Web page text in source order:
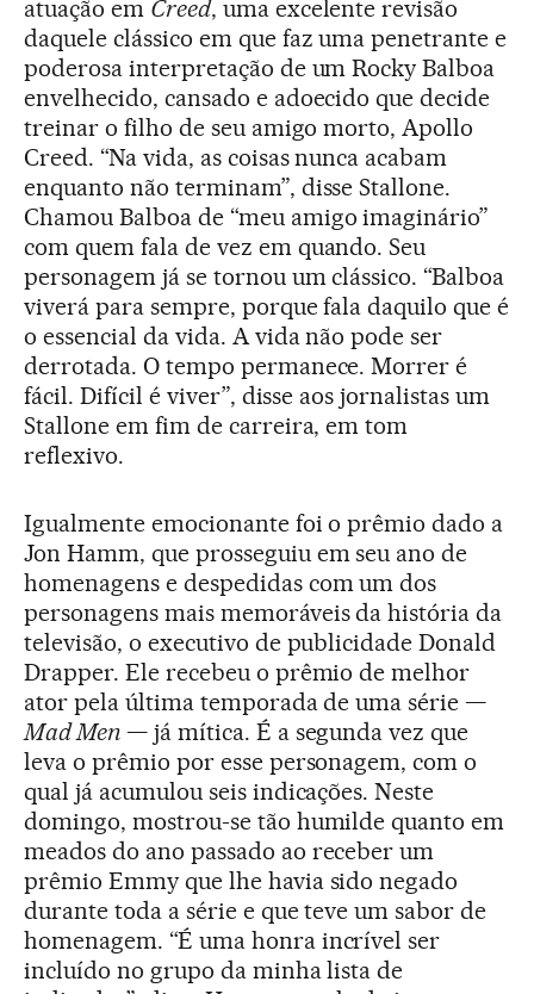
atuação em Creed, uma excelente revisão
daquele clássico em que faz uma penetrante e
poderosa interpretação de um Rocky Balboa
envelhecido, cansado e adoecido que decide
treinar o filho de seu amigo morto, Apollo
Creed. “Na vida, as coisas nunca acabam
enquanto não terminam”, disse Stallone.
Chamou Balboa de “meu amigo imaginário”
com quem fala de vez em quando. Seu
personagem já se tornou um clássico. “Balboa
viverá para sempre, porque fala daquilo que é
o essencial da vida. A vida não pode ser
derrotada. O tempo permanece. Morrer é
fácil. Difícil é viver”, disse aos jornalistas um
Stallone em fim de carreira, em tom
reflexivo.
Igualmente emocionante foi o prêmio dado a
Jon Hamm, que prosseguiu em seu ano de
homenagens e despedidas com um dos
personagens mais memoráveis da história da
televisão, o executivo de publicidade Donald
Drapper. Ele recebeu o prêmio de melhor
ator pela última temporada de uma série —
Mad Men— já mítica. É a segunda vez que
leva o prêmio por esse personagem, com o
qual já acumulou seis indicações. Neste
domingo, mostrou-se tão humilde quanto em
meados do ano passado ao receber um
prêmio Emmy que lhe havia sido negado
durante toda a série e que teve um sabor de
homenagem. “É uma honra incrível ser
incluído no grupo da minha lista de